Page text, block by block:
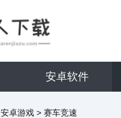
安卓软件
安卓游戏 > 赛车竞速